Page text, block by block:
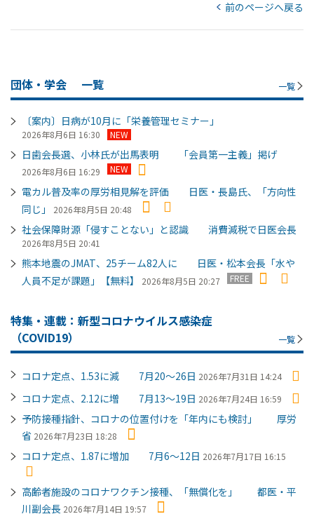
前のページへ戻る
団体・学会 一覧 一覧
〔案内〕日病が10月に「栄養管理セミナー」
2026年8月6日 16:30 NEW
日歯会長選、小林氏が出馬表明 「会員第一主義」掲げ
2026年8月6日 16:29 NEW
電カル普及率の厚労相見解を評価 日医・長島氏、「方向性
同じ」
2026年8月5日 20:48
社会保障財源「侵すことない」と認識 消費減税で日医会長
2026年8月5日 20:41
熊本地震のJMAT、25チーム82人に 日医・松本会長「水や
人員不足が課題」【無料】
2026年8月5日 20:27 FREE
特集・連載：新型コロナウイルス感染症
（COVID19）
一覧
コロナ定点、1.53に減 7月20～26日 2026年7月31日 14:24
コロナ定点、2.12に増 7月13～19日 2026年7月24日 16:59
予防接種指針、コロナの位置付けを「年内にも検討」 厚労
省 2026年7月23日 18:28
コロナ定点、1.87に増加 7月6～12日 2026年7月17日 16:15
高齢者施設のコロナワクチン接種、「無償化を」 都医・平
川副会長 2026年7月14日 19:57